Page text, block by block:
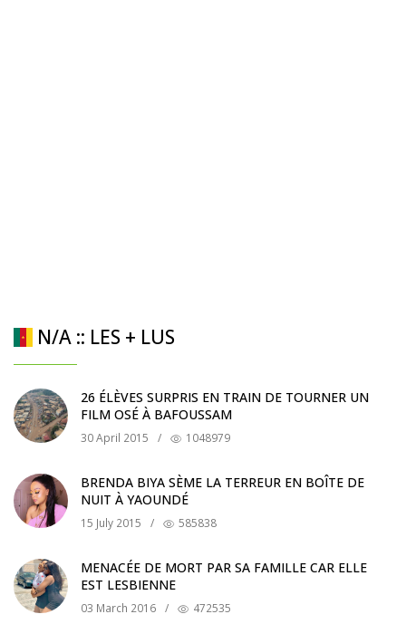
N/A :: LES + LUS
26 ÉLÈVES SURPRIS EN TRAIN DE TOURNER UN
FILM OSÉ À BAFOUSSAM
30 April 2015 / 1048979
BRENDA BIYA SÈME LA TERREUR EN BOÎTE DE
NUIT À YAOUNDÉ
15 July 2015 / 585838
MENACÉE DE MORT PAR SA FAMILLE CAR ELLE
EST LESBIENNE
03 March 2016 / 472535